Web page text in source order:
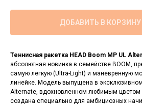
ДОБАВИТЬ В КОРЗИНУ
Теннисная ракетка HEAD Boom MP UL
абсолютная новинка в семействе BOOM,
самую легкую (Ultra-Light) и маневренную
линейке. Модель выпущена в
Alternate, вдохновленном любимым цветом
создана специально для амбициозных